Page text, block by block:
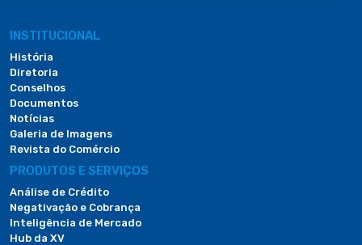
INSTITUCIONAL
História
Diretoria
Conselhos
Documentos
Notícias
Galeria de Imagens
Revista do Comércio
PRODUTOS E SERVIÇOS
Análise de Crédito
Negativação e Cobrança
Inteligência de Mercado
Hub da XV